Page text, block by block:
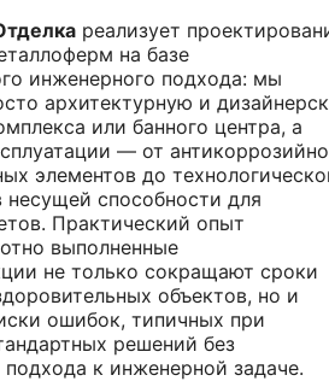
реализует
на базе
инженерного подхода: мы
архитектурную и
или банного центра, а
— от
элементов до
несущей способности для
Практический опыт
выполненные
не только сокращают сроки
объектов, но и
ошибок, типичных при
решений без
подхода к инженерной задаче.